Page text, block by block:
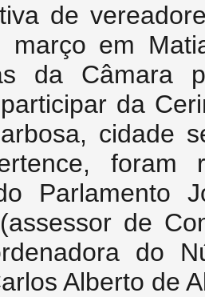
de
em
da Câmara
da
cidade
foram
Parlamento
de
do
Alberto de